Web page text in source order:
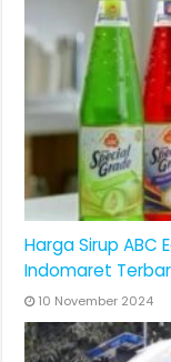
Harga Sirup ABC
Indomaret
10 November 2024